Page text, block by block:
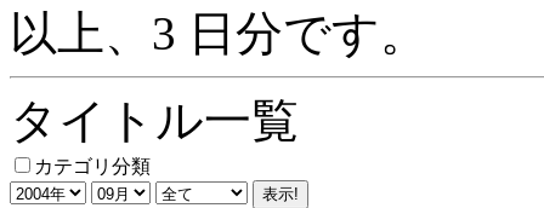
以上、3 日分です。
タイトル一覧
カテゴリ分類